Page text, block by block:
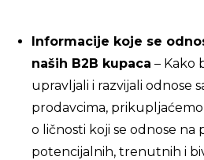
Informacije koje se
naših B2B kupaca – Kako
upravljali i razvijali odnose
prodavcima,
o ličnosti koji se odnose na
potencijalnih, trenutnih i